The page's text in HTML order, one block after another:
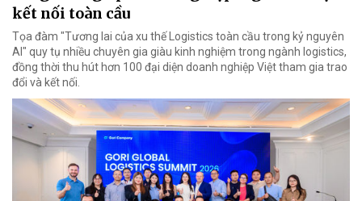
kết nối toàn cầu
Tọa đàm "Tương lai của xu thế Logistics toàn cầu trong kỷ nguyên
AI" quy tụ nhiều chuyên gia giàu kinh nghiệm trong ngành logistics,
đồng thời thu hút hơn 100 đại diện doanh nghiệp Việt tham gia trao
đổi và kết nối.